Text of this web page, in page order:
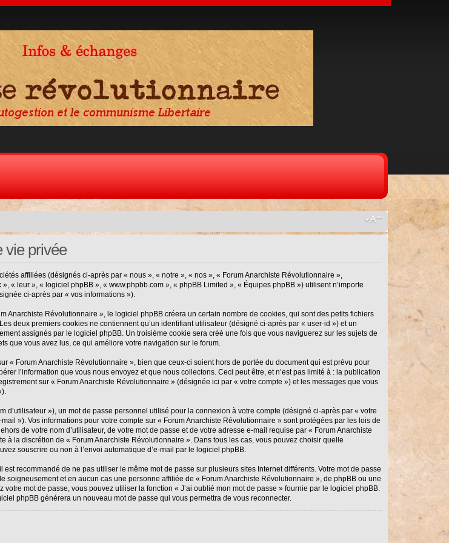
vie privée
affiliées (désignés ci-après par « nous », « notre », « nos », « Forum Anarchiste Révolutionnaire »,
« leur », « logiciel phpBB », « www.phpbb.com », « phpBB Limited », « Équipes phpBB ») utilisent n’importe
ci-après par « vos informations »).
Anarchiste Révolutionnaire », le logiciel phpBB créera un certain nombre de cookies, qui sont des petits fichiers
deux premiers cookies ne contiennent qu’un identifiant utilisateur (désigné ci-après par « user-id ») et un
assignés par le logiciel phpBB. Un troisième cookie sera créé une fois que vous naviguerez sur les sujets de
que vous avez lus, ce qui améliore votre navigation sur le forum.
« Forum Anarchiste Révolutionnaire », bien que ceux-ci soient hors de portée du document qui est prévu pour
l’information que vous nous envoyez et que nous collectons. Ceci peut être, et n’est pas limité à : la publication
sur « Forum Anarchiste Révolutionnaire » (désignée ici par « votre compte ») et les messages que vous
»), un mot de passe personnel utilisé pour la connexion à votre compte (désigné ci-après par « votre
»). Vos informations pour votre compte sur « Forum Anarchiste Révolutionnaire » sont protégées par les lois de
de votre nom d’utilisateur, de votre mot de passe et de votre adresse e-mail requise par « Forum Anarchiste
à la discrétion de « Forum Anarchiste Révolutionnaire ». Dans tous les cas, vous pouvez choisir quelle
souscrire ou non à l’envoi automatique d’e-mail par le logiciel phpBB.
recommandé de ne pas utiliser le même mot de passe sur plusieurs sites Internet différents. Votre mot de passe
soigneusement et en aucun cas une personne affiliée de « Forum Anarchiste Révolutionnaire », de phpBB ou une
mot de passe, vous pouvez utiliser la fonction « J’ai oublié mon mot de passe » fournie par le logiciel phpBB.
phpBB générera un nouveau mot de passe qui vous permettra de vous reconnecter.